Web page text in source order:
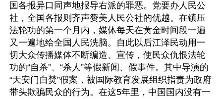
国各报异口同声地报导右派的罪恶。党要办人民公
社，全国各报则齐声赞美人民公社的优越。在镇压
法轮功的第一个月内，媒体每天在黄金时间段一遍
又一遍地给全国人民洗脑。自此以后江泽民动用一
切大众传播媒体不断编造、宣传，使民众仇恨法轮
功的“自杀”、“杀人”等假新闻、假事件。其中导演的
“天安门自焚”假案，被国际教育发展组织指责为政府
带头欺骗民众的行为。在这5年里，中国国内没有一